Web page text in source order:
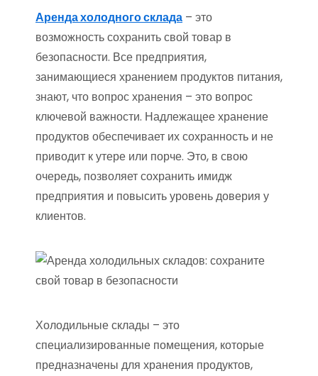
Аренда холодного склада – это
возможность сохранить свой товар в
безопасности. Все предприятия,
занимающиеся хранением продуктов питания,
знают, что вопрос хранения – это вопрос
ключевой важности. Надлежащее хранение
продуктов обеспечивает их сохранность и не
приводит к утере или порче. Это, в свою
очередь, позволяет сохранить имидж
предприятия и повысить уровень доверия у
клиентов.
Холодильные склады – это
специализированные помещения, которые
предназначены для хранения продуктов,